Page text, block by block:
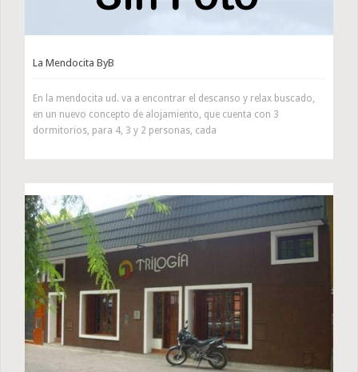
La Mendocita ByB
En la mendocita ud. va a encontrar el descanso y relax buscado,
en un nuevo concepto de alojamiento, que cuenta con 3
dormitorios, para 4, 3 y 2 personas, cada